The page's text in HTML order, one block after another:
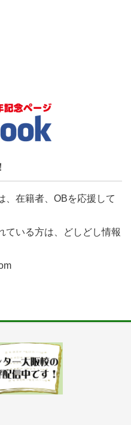
、在籍者、OBを応援して
ている方は、どしどし情報